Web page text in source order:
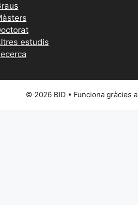
estudis
© 2026 BID • Funciona gràcies a